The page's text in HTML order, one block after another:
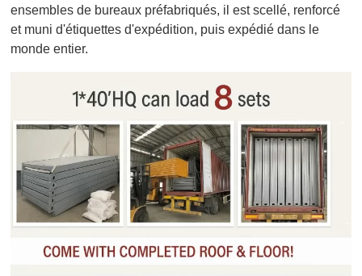
ensembles de bureaux préfabriqués, il est scellé, renforcé
et muni d'étiquettes d'expédition, puis expédié dans le
monde entier.